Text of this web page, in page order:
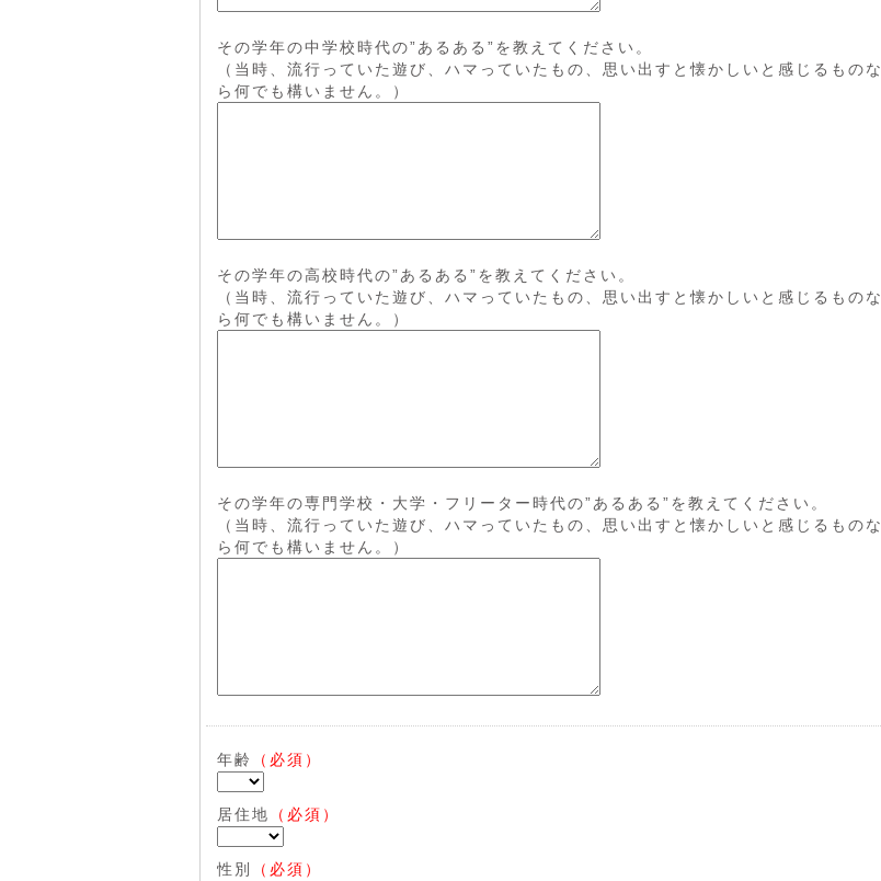
その学年の中学校時代の”あるある”を教えてください。
（当時、流行っていた遊び、ハマっていたもの、思い出すと懐かしいと感じるものな
ら何でも構いません。）
その学年の高校時代の”あるある”を教えてください。
（当時、流行っていた遊び、ハマっていたもの、思い出すと懐かしいと感じるものな
ら何でも構いません。）
その学年の専門学校・大学・フリーター時代の”あるある”を教えてください。
（当時、流行っていた遊び、ハマっていたもの、思い出すと懐かしいと感じるものな
ら何でも構いません。）
年齢 （必須）
居住地 （必須）
性別 （必須）